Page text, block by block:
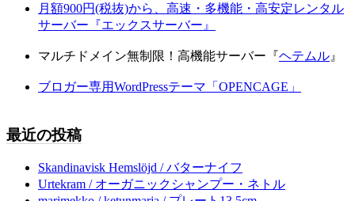
月額900円(税抜)から、高速・多機能・高安定レンタル
サーバー『エックスサーバー』
マルチドメイン無制限！高機能サーバー『ヘテムル 』
ブロガー専用WordPressテーマ「OPENCAGE」
最近の投稿
Skandinavisk Hemslöjd / バターナイフ
Urtekram / オーガニックシャンプー・ネトル